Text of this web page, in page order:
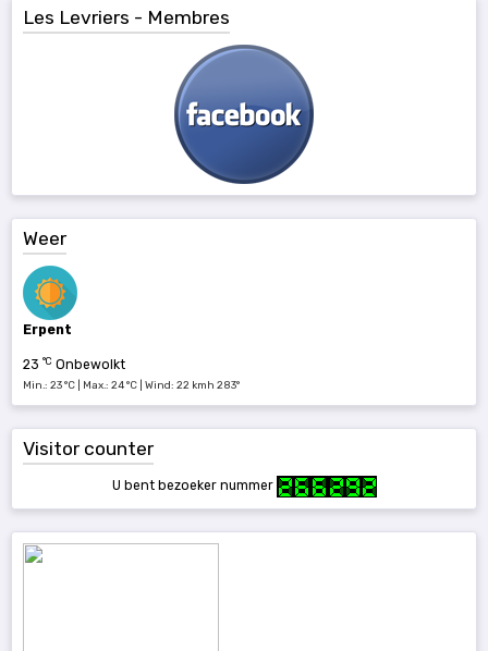
Les Levriers - Membres
Weer
Erpent
23 °C Onbewolkt
Min.: 23 °C | Max.: 24 °C | Wind: 22 kmh 283°
Visitor counter
U bent bezoeker nummer